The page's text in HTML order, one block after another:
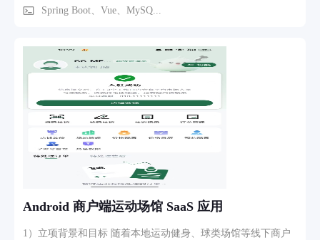
端：为家属提供统一的服务入口，支持在线提交养老个性化服
健康档案管理、定制化护理计划管理、服务订单在线受理与任
务智能分派 。 值班与护理端 (移动端)：专注异常场景的快速
响应，支持监控视频异常候选告警的人工复核、现场紧急处置
任务确认以及移动端本地处理结果的回写归档 。
Spring Boot、Vue、MySQ...
Android 商户端运动场馆 SaaS 应用
1）立项背景和目标 随着本地运动健身、球类场馆等线下商户